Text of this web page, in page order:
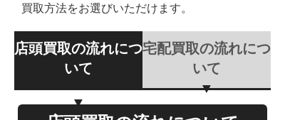
買取方法をお選びいただけます。
店頭買取の流れにつ
いて
宅配買取の流れにつ
いて